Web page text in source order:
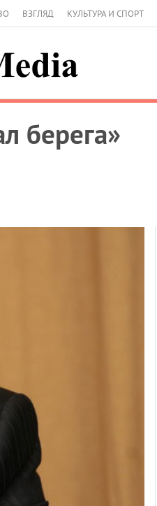
ВЗГЛЯД КУЛЬТУРА И СПОРТ
берега»